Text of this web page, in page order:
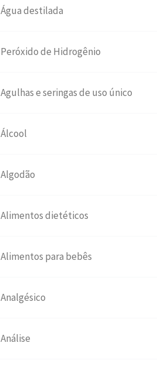
Água destilada
Peróxido de Hidrogênio
Agulhas e seringas de uso único
Álcool
Algodão
Alimentos dietéticos
Alimentos para bebês
Analgésico
Análise